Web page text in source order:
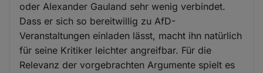
oder Alexander Gauland sehr wenig verbindet.
Dass er sich so bereitwillig zu AfD-
Veranstaltungen einladen lässt, macht ihn natürlich
für seine Kritiker leichter angreifbar. Für die
Relevanz der vorgebrachten Argumente spielt es